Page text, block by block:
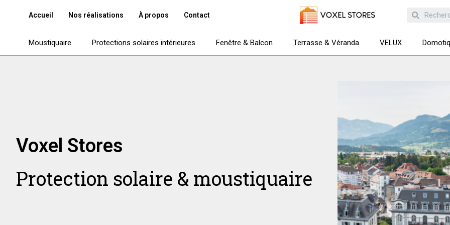
Accueil Nos réalisations À propos Contact
Moustiquaire Protections solaires intérieures Fenêtre & Balcon Terrasse & Véranda VELUX
Voxel Stores
Protection solaire & moustiquaire